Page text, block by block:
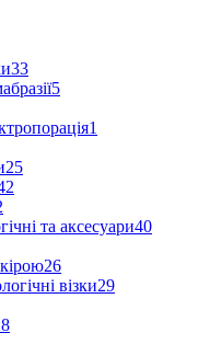
33
5
1
25
та аксесуари40
26
візки29
8